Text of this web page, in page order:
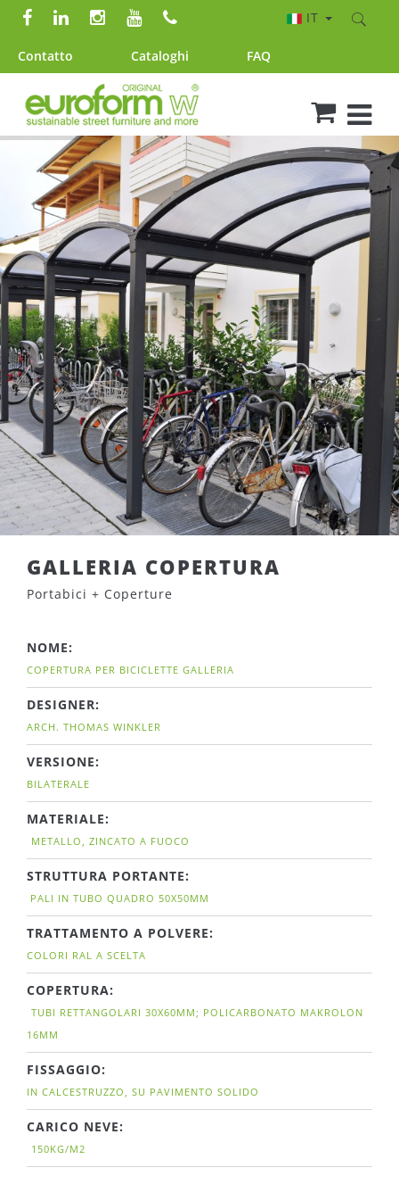
Contatto Cataloghi FAQ
IT
GALLERIA COPERTURA
Portabici + Coperture
NOME:
COPERTURA PER BICICLETTE GALLERIA
DESIGNER:
ARCH. THOMAS WINKLER
VERSIONE:
BILATERALE
MATERIALE:
METALLO, ZINCATO A FUOCO
STRUTTURA PORTANTE:
PALI IN TUBO QUADRO 50X50MM
TRATTAMENTO A POLVERE:
COLORI RAL A SCELTA
COPERTURA:
TUBI RETTANGOLARI 30X60MM; POLICARBONATO MAKROLON
16MM
FISSAGGIO:
IN CALCESTRUZZO, SU PAVIMENTO SOLIDO
CARICO NEVE:
150KG/M2